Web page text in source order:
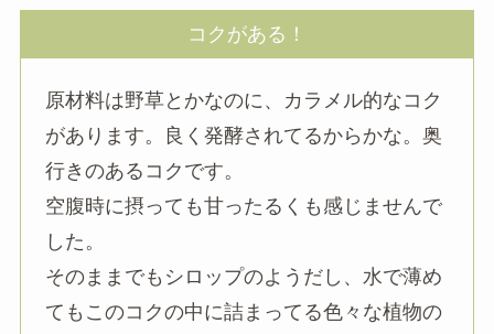
コクがある！
原材料は野草とかなのに、カラメル的なコク
があります。良く発酵されてるからかな。奥
行きのあるコクです。
空腹時に摂っても甘ったるくも感じませんで
した。
そのままでもシロップのようだし、水で薄め
てもこのコクの中に詰まってる色々な植物の